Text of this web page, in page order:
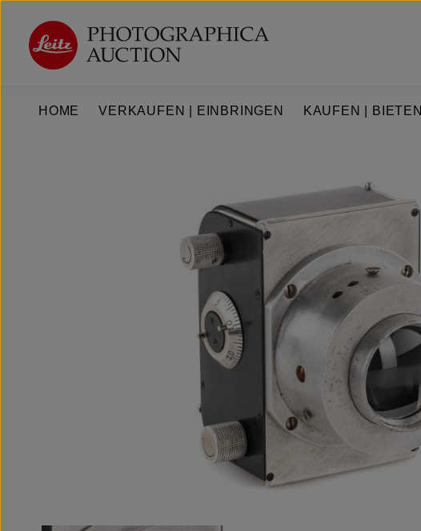
Hauptinhalt springen
Zur Hauptnavigation springen
HOME VERKAUFEN | EINBRINGEN KAUFEN | BIETEN